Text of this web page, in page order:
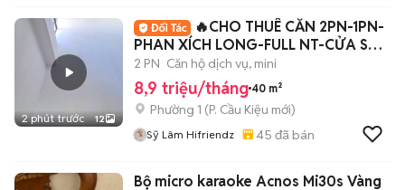
2 phút trước 12
🔥CHO THUÊ CĂN 2PN-1PN-
PHAN XÍCH LONG-FULL NT-CỬA SỔ
TRỜI-BANCOL-40M2
2 PN Căn hộ dịch vụ, mini
8,9 triệu/tháng 40 m²
Phường 1 (P. Cầu Kiệu mới)
Sỹ Lâm Hifriendz 45 đã bán
Bộ micro karaoke Acnos Mi30s Vàng